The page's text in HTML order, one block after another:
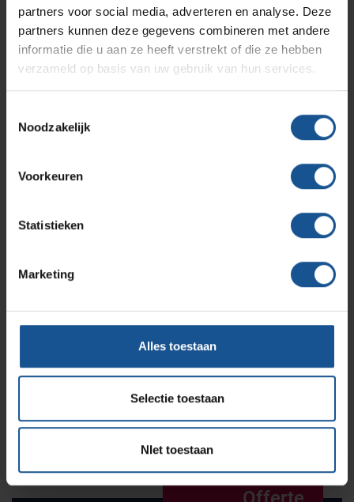
partners voor social media, adverteren en analyse. Deze
partners kunnen deze gegevens combineren met andere
informatie die u aan ze heeft verstrekt of die ze hebben
verzameld op basis van uw gebruik van hun services.
Noodzakelijk
Voorkeuren
Statistieken
Marketing
Alles toestaan
Selectie toestaan
NIet toestaan
Afvalinzamelaars, Cleanrooms, Laboratoria, Ziekenhuizen
en klinieken, Zorginstellingen
Breedte
490
975
RVS
Hammerlit
Voordelen
makkelijk schoon te maken, Naadloos gelast RVS frame,
Wandmodel, Wit abs bodemplaat
125
Productlijnen
Assortiment
Onze merken
Hammerlit
Septodry
Contact
Ons team